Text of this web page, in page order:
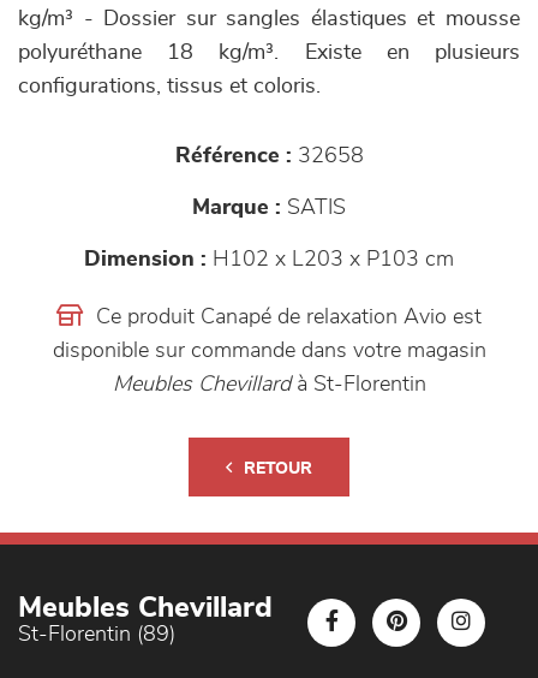
kg/m³ - Dossier sur sangles élastiques et mousse
polyuréthane 18 kg/m³. Existe en plusieurs
configurations, tissus et coloris.
Référence : 32658
Marque : SATIS
Dimension : H102 x L203 x P103 cm
Ce produit Canapé de relaxation Avio est
disponible sur commande dans votre magasin
Meubles Chevillardà St-Florentin
RETOUR
Meubles Chevillard
St-Florentin (89)